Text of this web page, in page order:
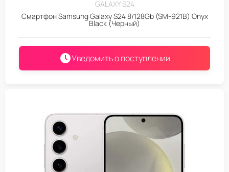
GALAXY S24
Смартфон Samsung Galaxy S24 8/128Gb (SM-921B) Onyx
Black (Черный)
Уведомить о поступлении